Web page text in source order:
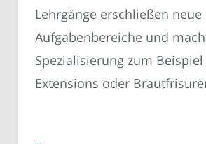
Lehrgänge erschließen neue
Aufgabenbereiche und
Spezialisierung zum
Extensions oder